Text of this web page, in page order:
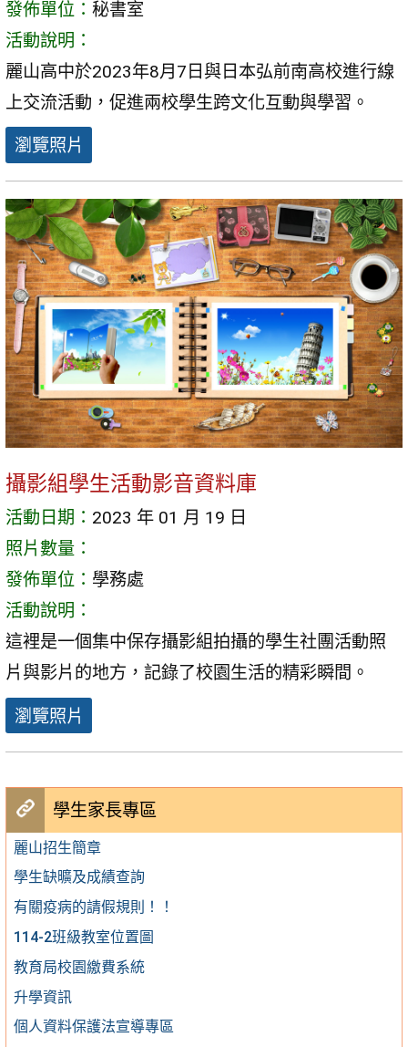
學生家長專區
麗山招生簡章
學生缺曠及成績查詢
有關疫病的請假規則！！
114-2班級教室位置圖
教育局校園繳費系統
升學資訊
個人資料保護法宣導專區
發佈單位： 秘書室
活動說明：
麗山高中於2023年8月7日與日本弘前南高校進行線
上交流活動，促進兩校學生跨文化互動與學習。
瀏覽照片
攝影組學生活動影音資料庫
活動日期： 2023 年 01 月 19 日
照片數量：
發佈單位： 學務處
活動說明：
這裡是一個集中保存攝影組拍攝的學生社團活動照
片與影片的地方，記錄了校園生活的精彩瞬間。
瀏覽照片